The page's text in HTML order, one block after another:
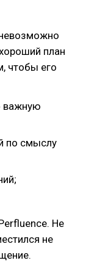
план
чтобы его
важную
по смыслу
Не
не